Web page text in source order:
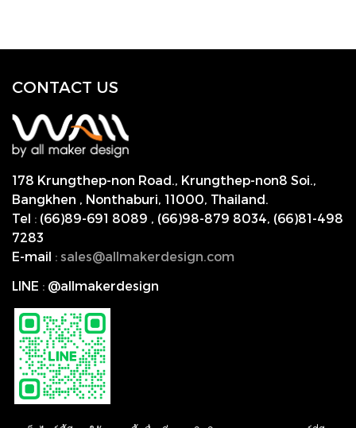
CONTACT US
178 Krungthep-non Road., Krungthep-non8 Soi.,
Bangkhen , Nonthaburi, 11000, Thailand.
Tel : (66)89-691 8089 , (66)98-879 8034, (66)81-498
7283
E-mail : sales@allmakerdesign.com
LINE : @allmakerdesign